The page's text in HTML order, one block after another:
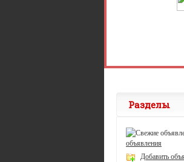
Разделы
объявления
Добавить